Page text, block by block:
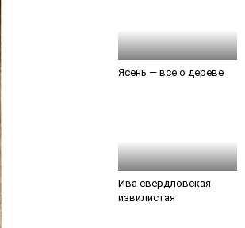
Ясень — все о дереве
Ива свердловская
извилистая